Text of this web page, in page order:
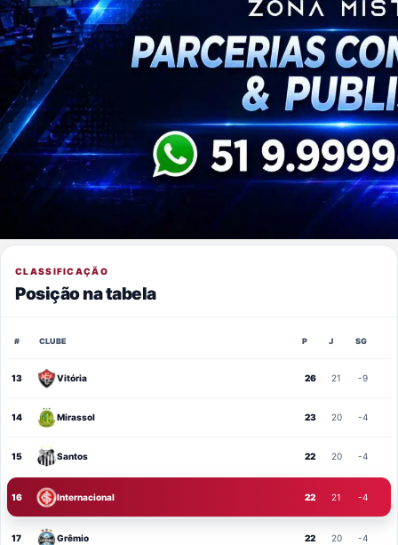
CLASSIFICAÇÃO
Posição na tabela
# CLUBE P J SG
13 Vitória 26 21 -9
14 Mirassol 23 20 -4
15 Santos 22 20 -4
16 Internacional 22 21 -4
17 Grêmio 22 20 -4